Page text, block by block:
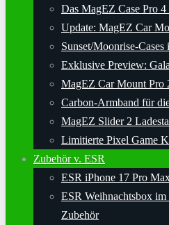
Das MagEZ Case Pro
Update: MagEZ Car
Sunset/Moonrise-
Exklusive Preview:
MagEZ Car Mount Pro
Carbon-Armband für
MagEZ Slider 2
Limitierte Pixel Game
Zubehör v. ESR
ESR iPhone 17 Pro
ESR Weihnachtsbox
Zubehör